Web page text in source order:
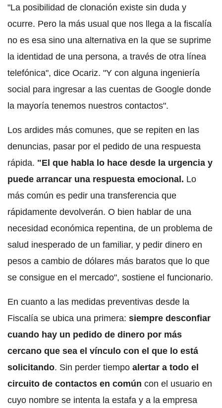
"La posibilidad de clonación existe sin duda y
ocurre. Pero la más usual que nos llega a la fiscalía
no es esa sino una alternativa en la que se suprime
la identidad de una persona, a través de otra línea
telefónica", dice Ocariz. "Y con alguna ingeniería
social para ingresar a las cuentas de Google donde
la mayoría tenemos nuestros contactos".
Los ardides más comunes, que se repiten en las
denuncias, pasar por el pedido de una respuesta
rápida. "El que habla lo hace desde la urgencia y
puede arrancar una respuesta emocional. Lo
más común es pedir una transferencia que
rápidamente devolverán. O bien hablar de una
necesidad económica repentina, de un problema de
salud inesperado de un familiar, y pedir dinero en
pesos a cambio de dólares más baratos que lo que
se consigue en el mercado", sostiene el funcionario.
En cuanto a las medidas preventivas desde la
Fiscalía se ubica una primera: siempre desconfiar
cuando hay un pedido de dinero por más
cercano que sea el vínculo con el que lo está
solicitando. Sin perder tiempo alertar a todo el
circuito de contactos en común con el usuario en
cuyo nombre se intenta la estafa y a la empresa